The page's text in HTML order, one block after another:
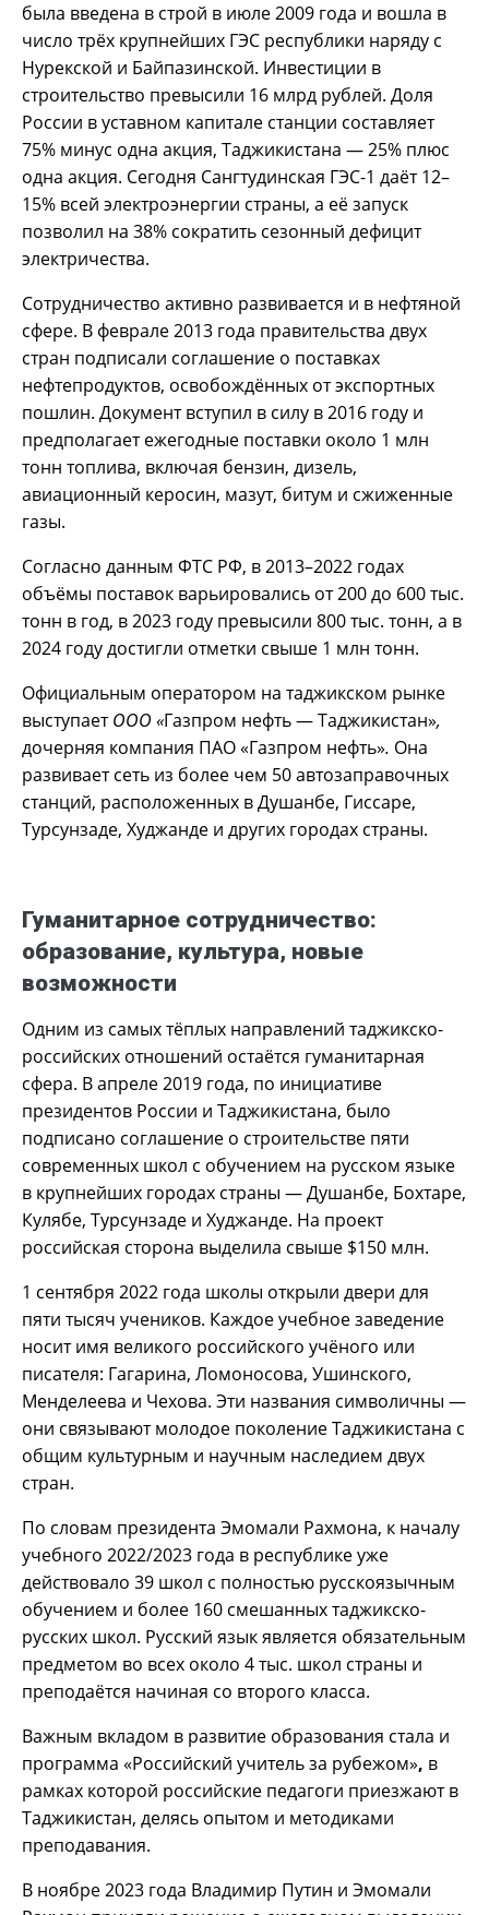
была введена в строй в июле 2009 года и вошла в
число трёх крупнейших ГЭС республики наряду с
Нурекской и Байпазинской. Инвестиции в
строительство превысили 16 млрд рублей. Доля
России в уставном капитале станции составляет
75% минус одна акция, Таджикистана — 25% плюс
одна акция. Сегодня Сангтудинская ГЭС-1 даёт 12–
15% всей электроэнергии страны, а её запуск
позволил на 38% сократить сезонный дефицит
электричества.
Сотрудничество активно развивается и в нефтяной
сфере. В феврале 2013 года правительства двух
стран подписали соглашение о поставках
нефтепродуктов, освобождённых от экспортных
пошлин. Документ вступил в силу в 2016 году и
предполагает ежегодные поставки около 1 млн
тонн топлива, включая бензин, дизель,
авиационный керосин, мазут, битум и сжиженные
газы.
Согласно данным ФТС РФ, в 2013–2022 годах
объёмы поставок варьировались от 200 до 600 тыс.
тонн в год, в 2023 году превысили 800 тыс. тонн, а в
2024 году достигли отметки свыше 1 млн тонн.
Официальным оператором на таджикском рынке
выступаетООО «Газпром нефть — Таджикистан»,
дочерняя компания ПАО «Газпром нефть». Она
развивает сеть из более чем 50 автозаправочных
станций, расположенных в Душанбе, Гиссаре,
Турсунзаде, Худжанде и других городах страны.
Гуманитарное сотрудничество:
образование, культура, новые
возможности
Одним из самых тёплых направлений таджикско-
российских отношений остаётся гуманитарная
сфера. В апреле 2019 года, по инициативе
президентов России и Таджикистана, было
подписано соглашение о строительстве пяти
современных школ с обучением на русском языке
в крупнейших городах страны — Душанбе, Бохтаре,
Кулябе, Турсунзаде и Худжанде. На проект
российская сторона выделила свыше $150 млн.
1 сентября 2022 года школы открыли двери для
пяти тысяч учеников. Каждое учебное заведение
носит имя великого российского учёного или
писателя: Гагарина, Ломоносова, Ушинского,
Менделеева и Чехова. Эти названия символичны —
они связывают молодое поколение Таджикистана с
общим культурным и научным наследием двух
стран.
По словам президента Эмомали Рахмона, к началу
учебного 2022/2023 года в республике уже
действовало 39 школ с полностью русскоязычным
обучением и более 160 смешанных таджикско-
русских школ. Русский язык является обязательным
предметом во всех около 4 тыс. школ страны и
преподаётся начиная со второго класса.
Важным вкладом в развитие образования стала и
программа «Российский учитель за рубежом», в
рамках которой российские педагоги приезжают в
Таджикистан, делясь опытом и методиками
преподавания.
В ноябре 2023 года Владимир Путин и Эмомали